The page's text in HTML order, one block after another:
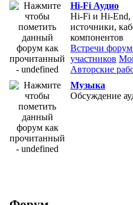
Hi-Fi Аудио
Hi-Fi и Hi-End,
источники,
компонентов
Встречи
участников
Авторские
Музыка
Обсуждение